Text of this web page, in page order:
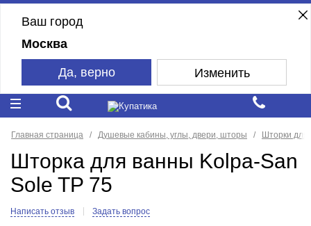
Ваш город
Москва
Да, верно Изменить
Главная страница Душевые кабины, углы, двери, шторы Шторки для
Шторка для ванны Kolpa-San
Sole TP 75
Написать отзыв Задать вопрос